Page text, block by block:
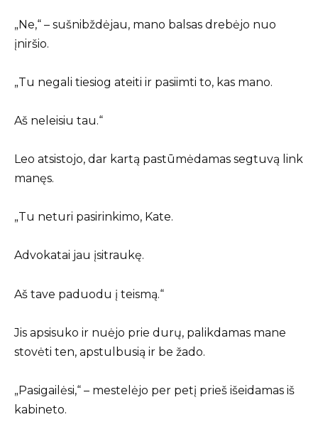
„Ne,“ – sušnibždėjau, mano balsas drebėjo nuo
įniršio.
„Tu negali tiesiog ateiti ir pasiimti to, kas mano.
Aš neleisiu tau.“
Leo atsistojo, dar kartą pastūmėdamas segtuvą link
manęs.
„Tu neturi pasirinkimo, Kate.
Advokatai jau įsitraukę.
Aš tave paduodu į teismą.“
Jis apsisuko ir nuėjo prie durų, palikdamas mane
stovėti ten, apstulbusią ir be žado.
„Pasigailėsi,“ – mestelėjo per petį prieš išeidamas iš
kabineto.